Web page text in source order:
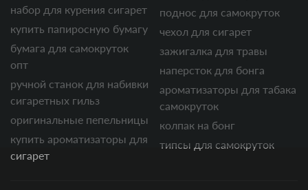
набор для курения сигарет
купить папиросную бумагу
бумага для самокруток
опт
ручной станок для набивки
сигаретных гильз
оригинальные пепельницы
купить ароматизаторы для
сигарет
поднос для самокруток
чехол для сигарет
зажигалка для травы
наперсток для бонга
ароматизаторы для табака
самокруток
колпак на бонг
типсы для самокруток